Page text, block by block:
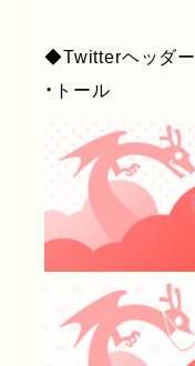
◆Twitterヘッダー
・トール